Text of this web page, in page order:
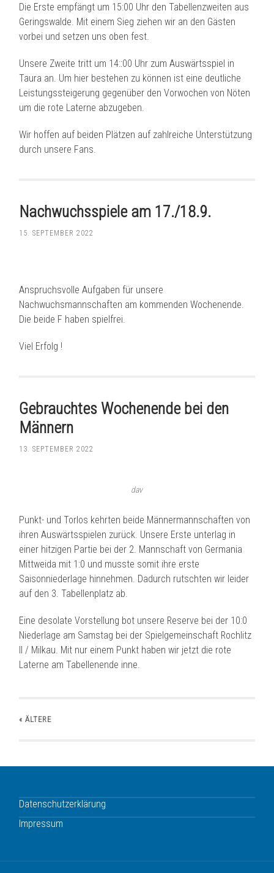
Die Erste empfängt um 15:00 Uhr den Tabellenzweiten aus
Geringswalde. Mit einem Sieg ziehen wir an den Gästen
vorbei und setzen uns oben fest.
Unsere Zweite tritt um 14::00 Uhr zum Auswärtsspiel in
Taura an. Um hier bestehen zu können ist eine deutliche
Leistungssteigerung gegenüber den Vorwochen von Nöten
um die rote Laterne abzugeben.
Wir hoffen auf beiden Plätzen auf zahlreiche Unterstützung
durch unsere Fans.
Nachwuchsspiele am 17./18.9.
15. SEPTEMBER 2022
Anspruchsvolle Aufgaben für unsere
Nachwuchsmannschaften am kommenden Wochenende.
Die beide F haben spielfrei.
Viel Erfolg !
Gebrauchtes Wochenende bei den
Männern
13. SEPTEMBER 2022
dav
Punkt- und Torlos kehrten beide Männermannschaften von
ihren Auswärtsspielen zurück. Unsere Erste unterlag in
einer hitzigen Partie bei der 2. Mannschaft von Germania
Mittweida mit 1:0 und musste somit ihre erste
Saisonniederlage hinnehmen. Dadurch rutschten wir leider
auf den 3. Tabellenplatz ab.
Eine desolate Vorstellung bot unsere Reserve bei der 10:0
Niederlage am Samstag bei der Spielgemeinschaft Rochlitz
II / Milkau. Mit nur einem Punkt haben wir jetzt die rote
Laterne am Tabellenende inne.
« ÄLTERE
Datenschutzerklärung
Impressum